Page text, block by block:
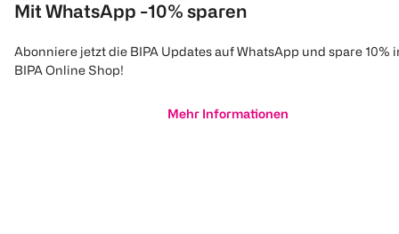
Mit WhatsApp -10% sparen
Abonniere jetzt die BIPA Updates auf WhatsApp und spare 10%
BIPA Online Shop!
Mehr Informationen